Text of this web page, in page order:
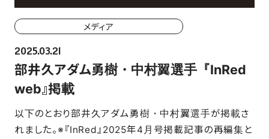
メディア
2025.03.21
部井久アダム勇樹・中村翼選手『InRed
web』掲載
以下のとおり部井久アダム勇樹・中村翼選手が掲載さ
れました。※『InRed』2025年4月号掲載記事の再編集と